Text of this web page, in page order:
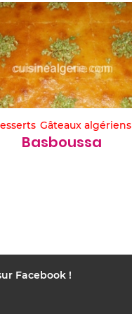
Gâteaux algériens
Basboussa
Facebook !